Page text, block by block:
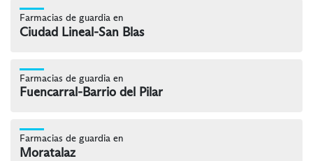
Farmacias de guardia en
Ciudad Lineal-San Blas
Farmacias de guardia en
Fuencarral-Barrio del Pilar
Farmacias de guardia en
Moratalaz